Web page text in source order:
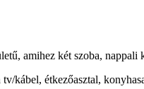
amihez két szoba,
kábel, étkezőasztal,